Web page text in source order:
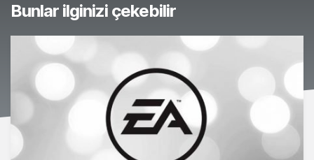
Bunlar ilginizi çekebilir